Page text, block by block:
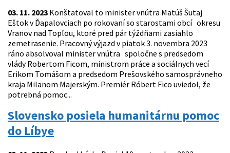
03. 11. 2023 Konštatoval to minister vnútra Matúš Šutaj
Eštok v Ďapalovciach po rokovaní so starostami obcí okresu
Vranov nad Topľou, ktoré pred pár týždňami zasiahlo
zemetrasenie. Pracovný výjazd v piatok 3. novembra 2023
ráno absolvoval minister vnútra spoločne s predsedom
vlády Robertom Ficom, ministrom práce a sociálnych vecí
Erikom Tomášom a predsedom Prešovského samosprávneho
kraja Milanom Majerským. Premiér Róbert Fico uviedol, že
potrebná pomoc...
Slovensko posiela humanitárnu pomoc
do Líbye